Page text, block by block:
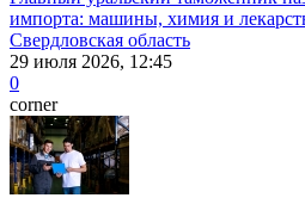
импорта: машины, химия и
Свердловская область
29 июля 2026, 12:45
0
corner